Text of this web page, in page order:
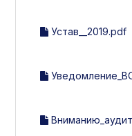
Устав__2019.pdf